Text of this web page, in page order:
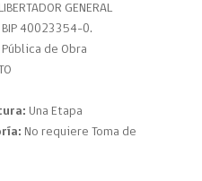
GENERAL
BIP 40023354-0.
de Obra
Una Etapa
No requiere Toma de